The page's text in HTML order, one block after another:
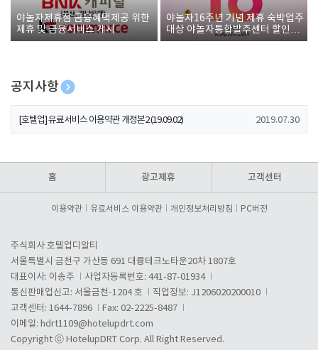
야놀자제휴점 금융혜택제공 위한
제휴 및 금융서비스 게시
야놀자16주년 기념 제휴 숙박업주
대상 야놀자통합발주센터 할인쿠
폰 증정
공지사항
[호텔업] 개인정보 처리방침 개정본1 (19.09.02)
[호텔업] 유료서비스 이용약관 개정본2 (19.09.02) 2019.07.30
홈 광고제휴 고객센터
이용약관 유료서비스 이용약관 개인정보처리방침 PC버전
주식회사 호텔업디알티
서울특별시 금천구 가산동 691 대륭테크노타운20차 1807호
대표이사: 이송주
사업자등록번호: 441-87-01934
통신판매업신고: 서울금천-1204 호
직업정보: J1206020200010
고객센터: 1644-7896
Fax: 02-2225-8487
이메일: hdrt1109@hotelupdrt.com
Copyright ⓒ HotelupDRT Corp. All Right Reserved.